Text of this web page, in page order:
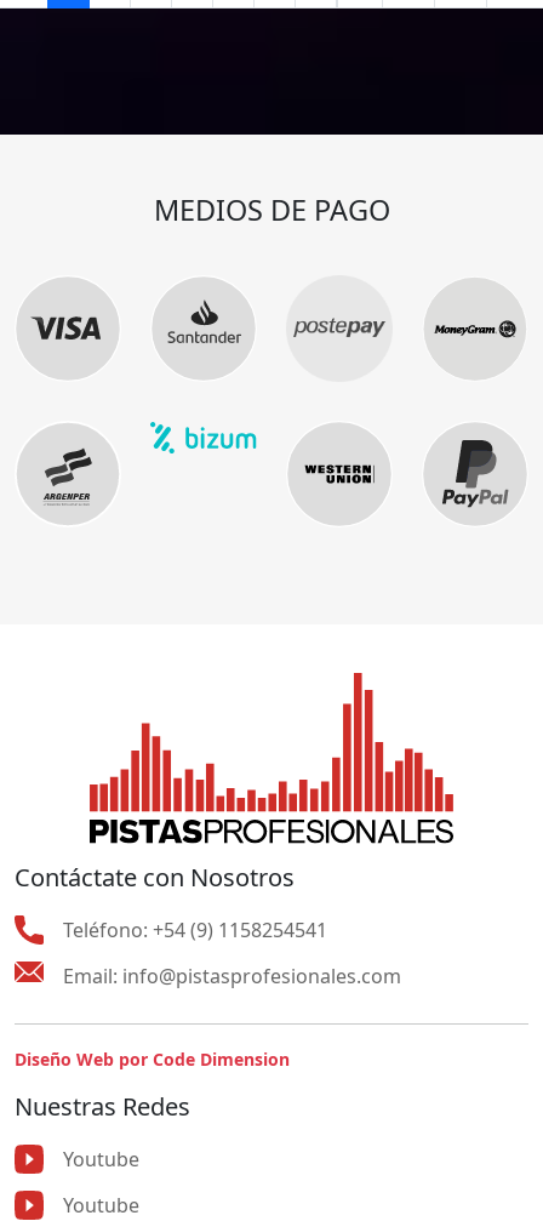
MEDIOS DE PAGO
Contáctate con Nosotros
Teléfono: +54 (9) 1158254541
Email: info@pistasprofesionales.com
Diseño Web por Code Dimension
Nuestras Redes
Youtube
Youtube